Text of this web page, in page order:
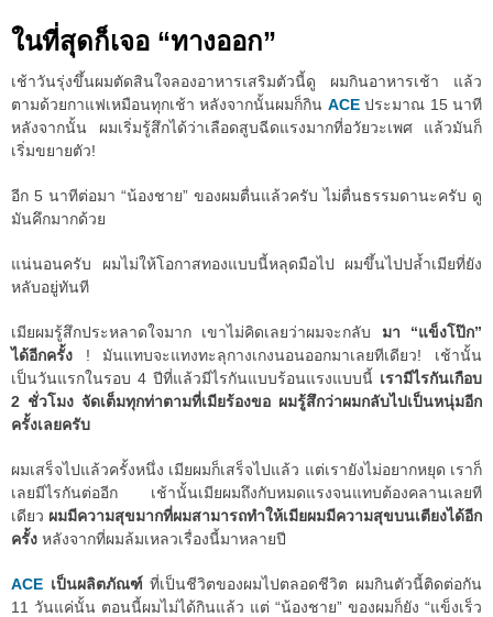
ในที่สุดก็เจอ “ทางออก”
เช้าวันรุ่งขึ้นผมตัดสินใจลองอาหารเสริมตัวนี้ดู ผมกินอาหารเช้า แล้ว
ตามด้วยกาแฟเหมือนทุกเช้า หลังจากนั้นผมก็กิน ACEประมาณ 15 นาที
หลังจากนั้น ผมเริ่มรู้สึกได้ว่าเลือดสูบฉีดแรงมากที่อวัยวะเพศ แล้วมันก็
เริ่มขยายตัว!
อีก 5 นาทีต่อมา “น้องชาย” ของผมตื่นแล้วครับ ไม่ตื่นธรรมดานะครับ ดู
มันคึกมากด้วย
แน่นอนครับ ผมไม่ให้โอกาสทองแบบนี้หลุดมือไป ผมขึ้นไปปล้ำเมียที่ยัง
หลับอยู่ทันที
เมียผมรู้สึกประหลาดใจมาก เขาไม่คิดเลยว่าผมจะกลับ มา “แข็งโป๊ก”
ได้อีกครั้ง ! มันแทบจะแทงทะลุกางเกงนอนออกมาเลยทีเดียว! เช้านั้น
เป็นวันแรกในรอบ 4 ปีที่แล้วมีไรกันแบบร้อนแรงแบบนี้ เรามีไรกันเกือบ
2 ชั่วโมง จัดเต็มทุกท่าตามที่เมียร้องขอ ผมรู้สึกว่าผมกลับไปเป็นหนุ่มอีก
ครั้งเลยครับ
ผมเสร็จไปแล้วครั้งหนึ่ง เมียผมก็เสร็จไปแล้ว แต่เรายังไม่อยากหยุด เราก็
เลยมีไรกันต่ออีก เช้านั้นเมียผมถึงกับหมดแรงจนแทบต้องคลานเลยที
เดียว ผมมีความสุขมากที่ผมสามารถทำให้เมียผมมีความสุขบนเตียงได้อีก
ครั้ง หลังจากที่ผมล้มเหลวเรื่องนี้มาหลายปี
ACE เป็นผลิตภัณฑ์ที่เป็นชีวิตของผมไปตลอดชีวิต ผมกินตัวนี้ติดต่อกัน
11 วันแค่นั้น ตอนนี้ผมไม่ได้กินแล้ว แต่ “น้องชาย” ของผมก็ยัง “แข็งเร็ว